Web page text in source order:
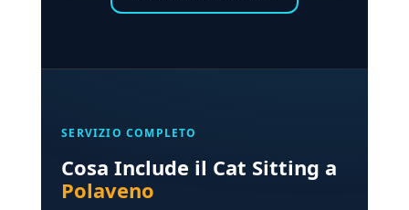
SERVIZIO COMPLETO
Cosa Include il Cat Sitting a
Polaveno